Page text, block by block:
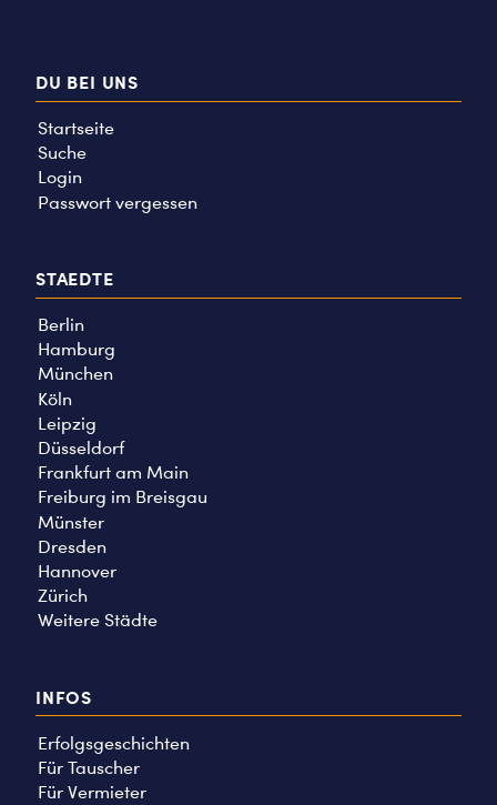
DU BEI UNS
Startseite
Suche
Login
Passwort vergessen
STAEDTE
Berlin
Hamburg
München
Köln
Leipzig
Düsseldorf
Frankfurt am Main
Freiburg im Breisgau
Münster
Dresden
Hannover
Zürich
Weitere Städte
INFOS
Erfolgsgeschichten
Für Tauscher
Für Vermieter